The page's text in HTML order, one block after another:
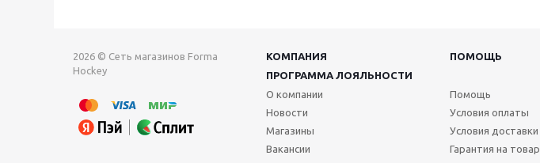
2026 © Сеть магазинов Forma
Hockey
КОМПАНИЯ ПОМОЩЬ
ПРОГРАММА ЛОЯЛЬНОСТИ
О компании
Новости
Магазины
Вакансии
Помощь
Условия оплаты
Условия доставки
Гарантия на товар